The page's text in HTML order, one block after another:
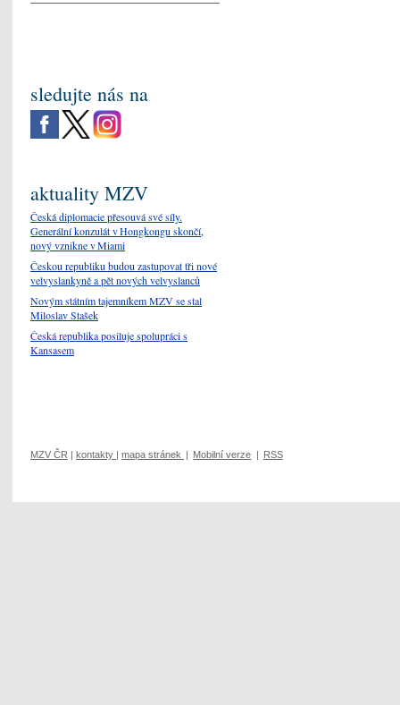
sledujte nás na
aktuality MZV
Česká diplomacie přesouvá své síly.
Generální konzulát v Hongkongu skončí,
nový vznikne v Miami
Českou republiku budou zastupovat tři nové
velvyslankyně a pět nových velvyslanců
Novým státním tajemníkem MZV se stal
Miloslav Stašek
Česká republika posiluje spolupráci s
Kansasem
MZV ČR kontakty mapa stránek Mobilní verze RSS